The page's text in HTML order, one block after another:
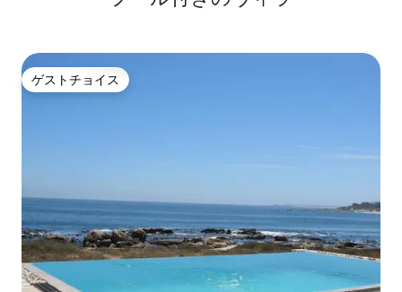
ゲストチョイス
ゲストチョイス